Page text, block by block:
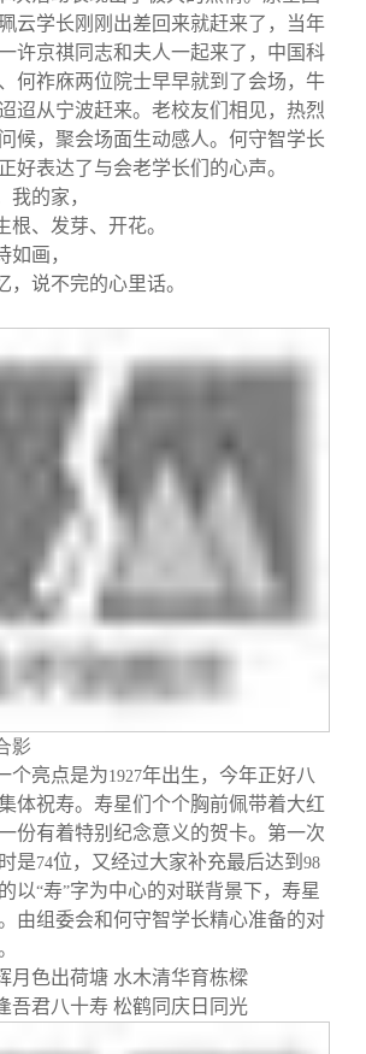
云学长刚刚出差回来就赶来了，当年
许京祺同志和夫人一起来了，中国科
何祚庥两位院士早早就到了会场，牛
迢从宁波赶来。老校友们相见，热烈
候，聚会场面生动感人。何守智学长
好表达了与会老学长们的心声。
我的家，
根、发芽、开花。
如画，
，说不完的心里话。
影
个亮点是为1927年出生，今年正好八
体祝寿。寿星们个个胸前佩带着大红
份有着特别纪念意义的贺卡。第一次
是74位，又经过大家补充最后达到 98
以“寿”字为中心的对联背景下，寿星
由组委会和何守智学长精心准备的对
月色出荷塘 水木清华育栋樑
吾君八十寿 松鹤同庆日同光